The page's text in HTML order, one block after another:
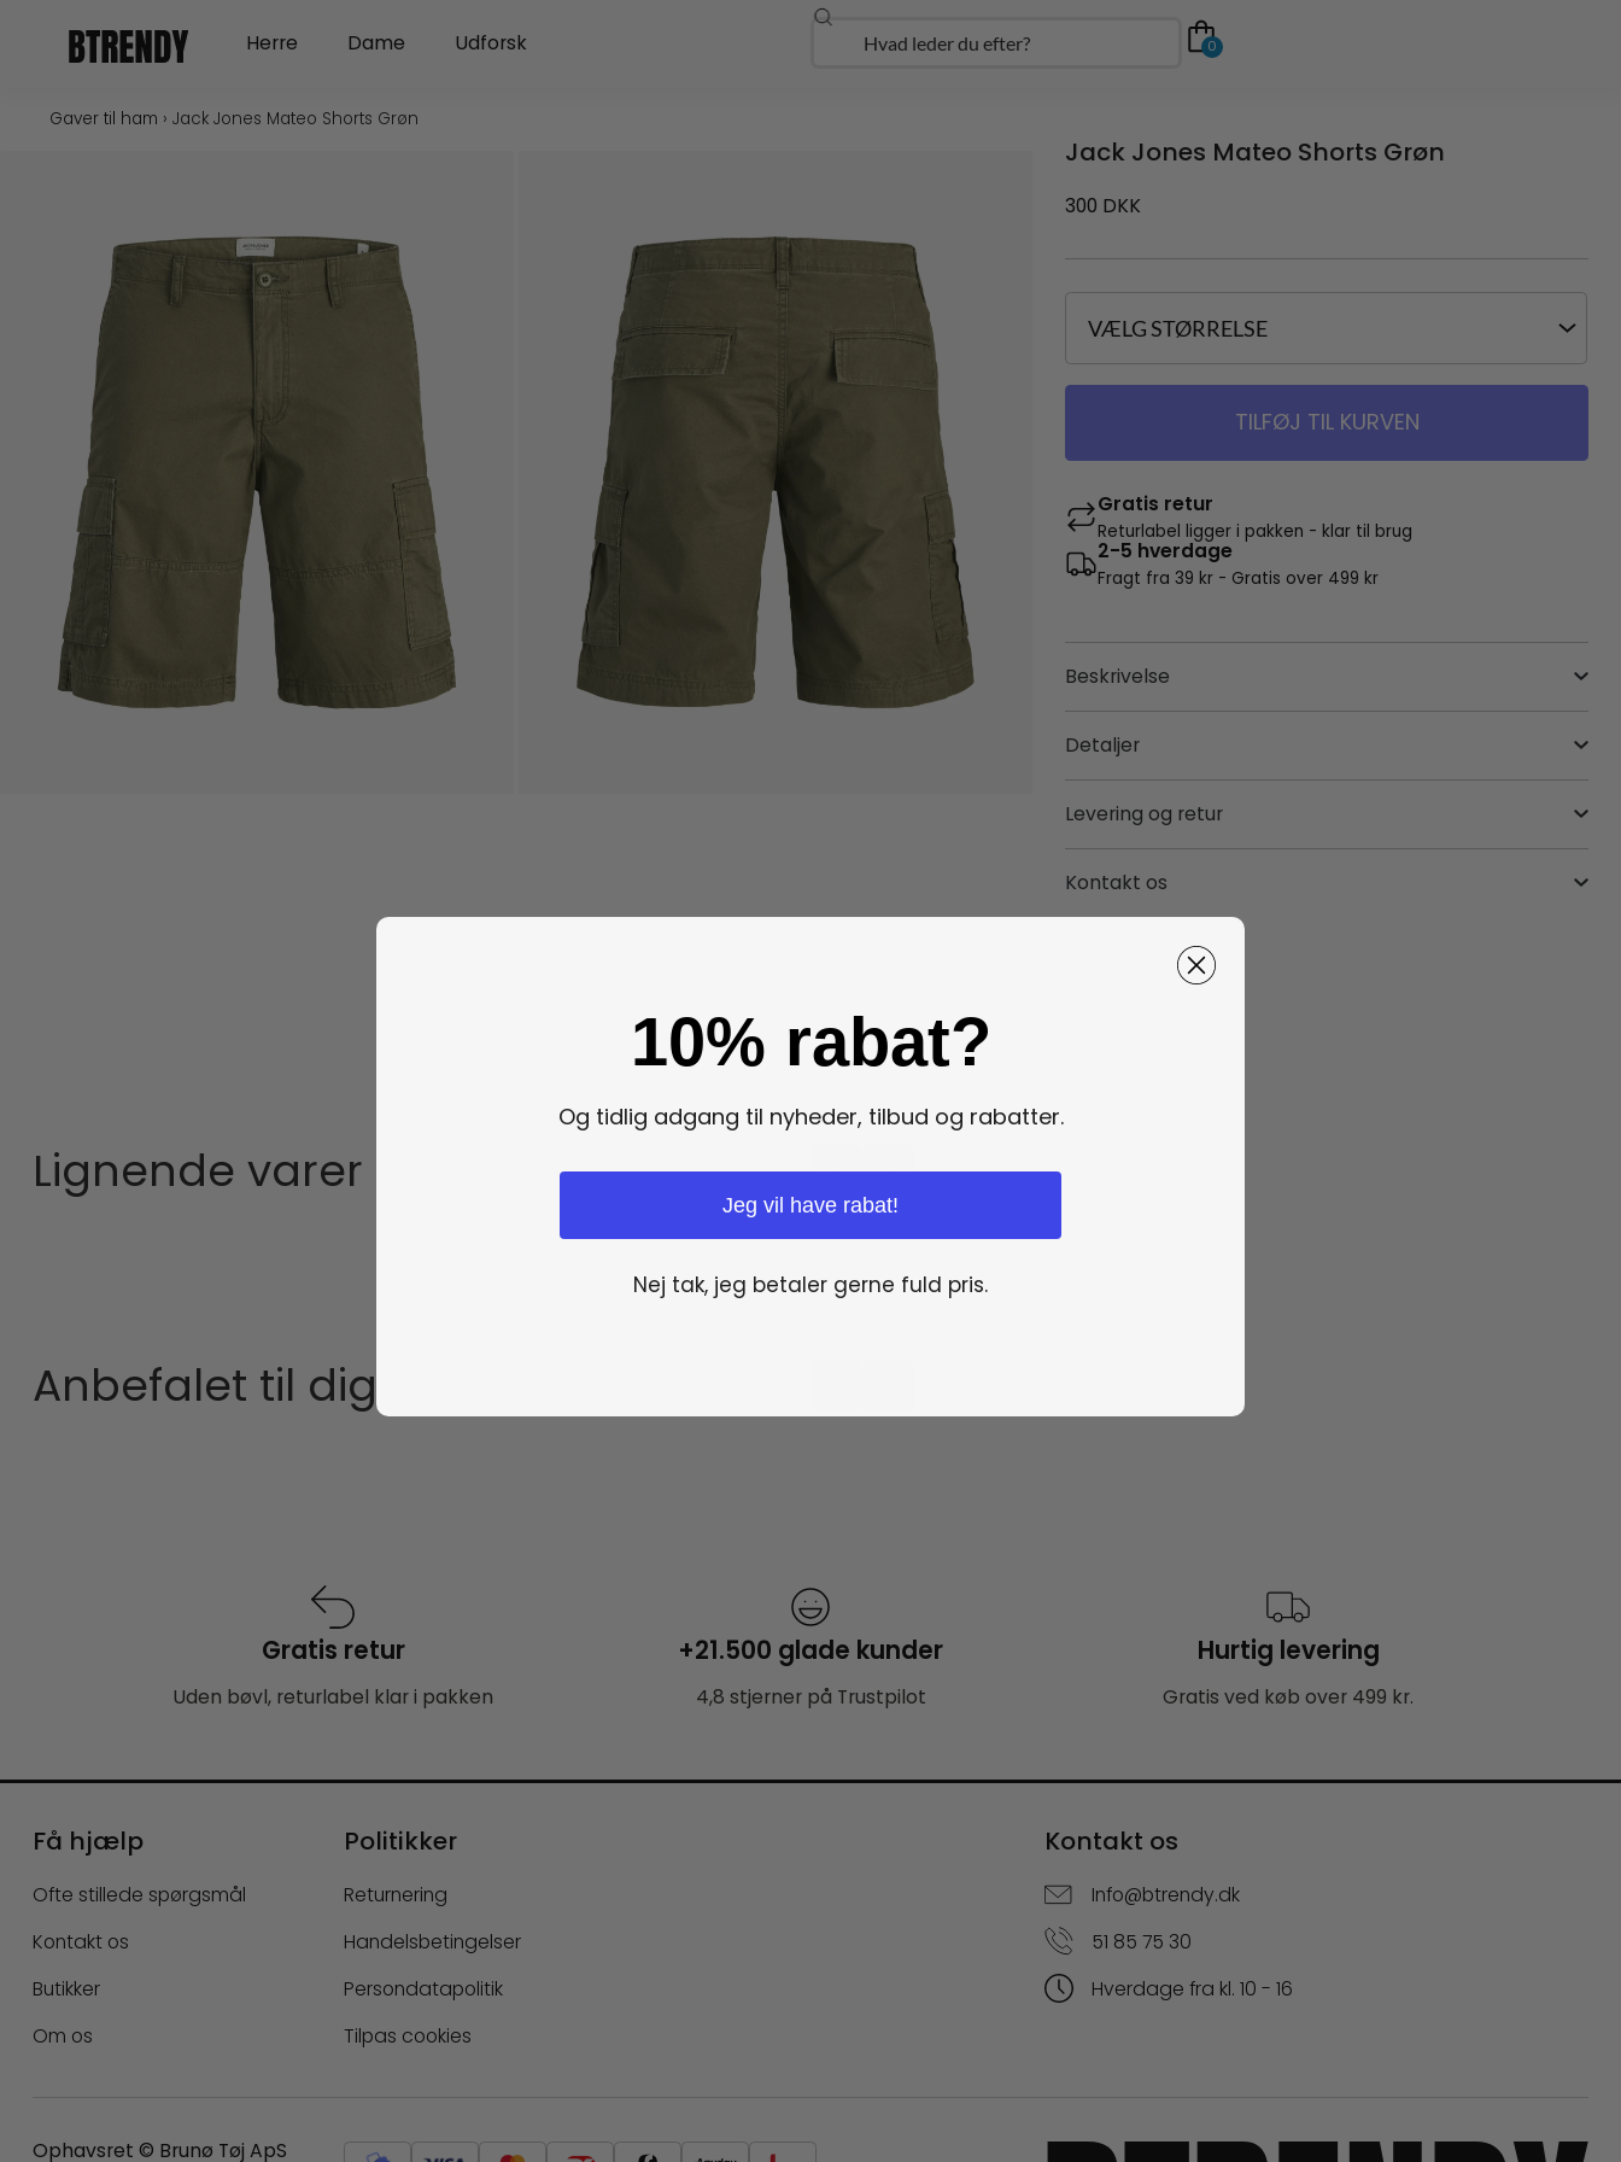
Herre Open Herre
Dame Open Dame
Udforsk Søg 0
Gaver til ham › Jack Jones Mateo Shorts Grøn
Jack Jones Mateo Shorts Grøn
300 DKK
TILFØJ TIL KURVEN
Gratis retur
Returlabel ligger i pakken - klar til brug
2-5 hverdage
Fragt fra 39 kr - Gratis over 499 kr
Beskrivelse
Detaljer
Levering og retur
Kontakt os
Lignende varer
Anbefalet til dig
Gratis retur
Uden bøvl, returlabel klar i pakken
+21.500 glade kunder
4,8 stjerner på Trustpilot
Hurtig levering
Gratis ved køb over 499 kr.
Få hjælp
Ofte stillede spørgsmål
Kontakt os
Butikker
Om os
Politikker
Returnering
Handelsbetingelser
Persondatapolitik
Tilpas cookies
Kontakt os
Info@btrendy.dk
51 85 75 30
Hverdage fra kl. 10 - 16
Ophavsret © Brunø Tøj ApS
10% rabat?
Og tidlig adgang til nyheder, tilbud og rabatter.
Jeg vil have rabat!
Nej tak, jeg betaler gerne fuld pris.